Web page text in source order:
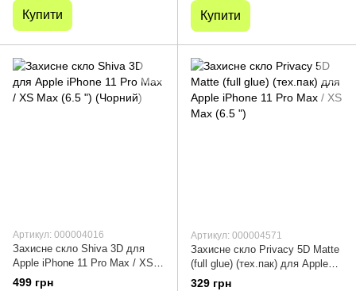
Купити Купити
Артикул: 000004016
Захисне скло Shiva 3D для
Apple iPhone 11 Pro Max / XS
Max (6.5 ") (Чорний)
499 грн
Артикул: 000004571
Захисне скло Privacy 5D Matte
(full glue) (тех.пак) для Apple
iPhone 11 Pro Max / XS Max
329 грн